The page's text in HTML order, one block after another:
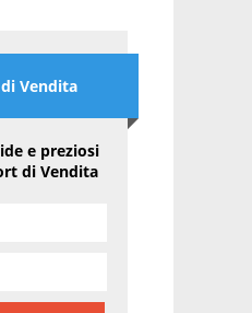
Vendita
e preziosi
di Vendita